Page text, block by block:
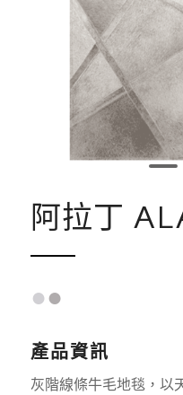
阿拉丁
●●
產品資訊
灰階線條牛毛地毯，以